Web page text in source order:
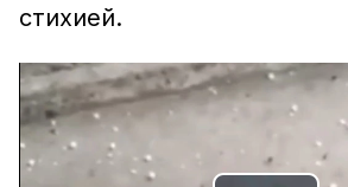
стихией.